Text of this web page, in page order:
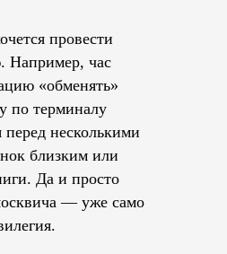
провести
Например, час
«обменять»
по терминалу
несколькими
близким или
Да и просто
— уже само